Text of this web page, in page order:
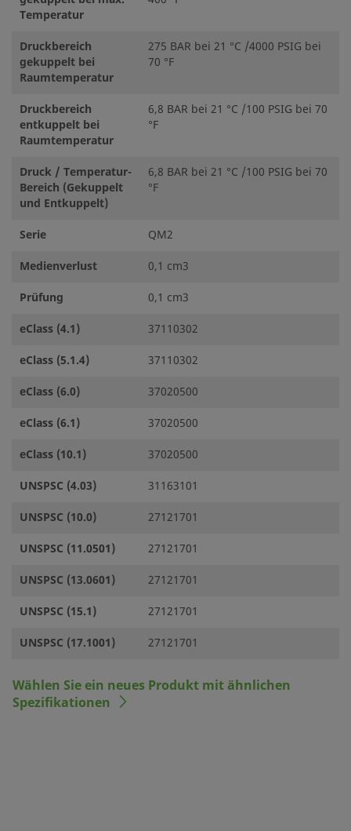
Temperatur
Druckbereich
gekuppelt bei
Raumtemperatur
275 BAR bei 21 °C /4000 PSIG bei
70 °F
Druckbereich
entkuppelt bei
Raumtemperatur
6,8 BAR bei 21 °C /100 PSIG bei 70
°F
Druck / Temperatur-
Bereich (Gekuppelt
und Entkuppelt)
6,8 BAR bei 21 °C /100 PSIG bei 70
°F
Serie
QM2
Medienverlust
0,1 cm3
Prüfung
0,1 cm3
eClass (4.1)
37110302
eClass (5.1.4)
37110302
eClass (6.0)
37020500
eClass (6.1)
37020500
eClass (10.1)
37020500
UNSPSC (4.03)
31163101
UNSPSC (10.0)
27121701
UNSPSC (11.0501)
27121701
UNSPSC (13.0601)
27121701
UNSPSC (15.1)
27121701
UNSPSC (17.1001)
27121701
Wählen Sie ein neues Produkt mit ähnlichen
Spezifikationen